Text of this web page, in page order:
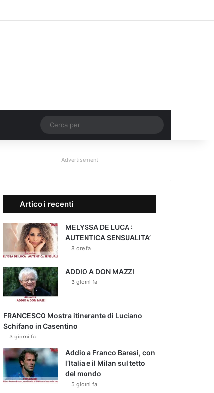
Un articolo a caso
per
Advertisement
Articoli recenti
MELYSSA DE LUCA :
AUTENTICA SENSUALITA’
8 ore fa
ADDIO A DON MAZZI
3 giorni fa
FRANCESCO Mostra itinerante di Luciano
Schifano in Casentino
3 giorni fa
Addio a Franco Baresi, con
l’Italia e il Milan sul tetto
del mondo
5 giorni fa